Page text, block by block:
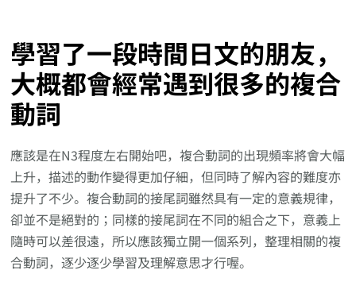
學習了一段時間日文的朋友，
大概都會經常遇到很多的複合
動詞
應該是在N3程度左右開始吧，複合動詞的出現頻率將會大幅
上升，描述的動作變得更加仔細，但同時了解內容的難度亦
提升了不少。複合動詞的接尾詞雖然具有一定的意義規律，
卻並不是絕對的；同樣的接尾詞在不同的組合之下，意義上
隨時可以差很遠，所以應該獨立開一個系列，整理相關的複
合動詞，逐少逐少學習及理解意思才行喔。